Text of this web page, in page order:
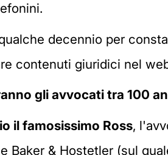
decennio per
contenuti giuridici nel
gli avvocati tra 100
il famosissimo Ross,
Baker & Hostetler (sul